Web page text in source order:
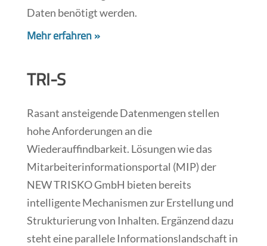
Daten benötigt werden.
Mehr erfahren »
TRI-S
Rasant ansteigende Datenmengen stellen
hohe Anforderungen an die
Wiederauffindbarkeit. Lösungen wie das
Mitarbeiterinformationsportal (MIP) der
NEW TRISKO GmbH bieten bereits
intelligente Mechanismen zur Erstellung und
Strukturierung von Inhalten. Ergänzend dazu
steht eine parallele Informationslandschaft in